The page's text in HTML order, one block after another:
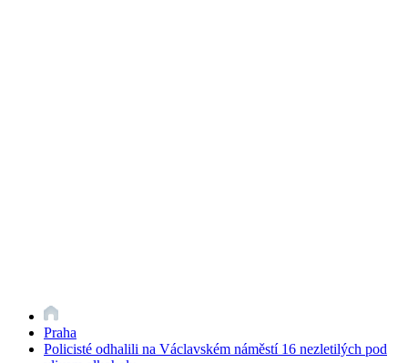
Praha
Policisté odhalili na Václavském náměstí 16 nezletilých pod